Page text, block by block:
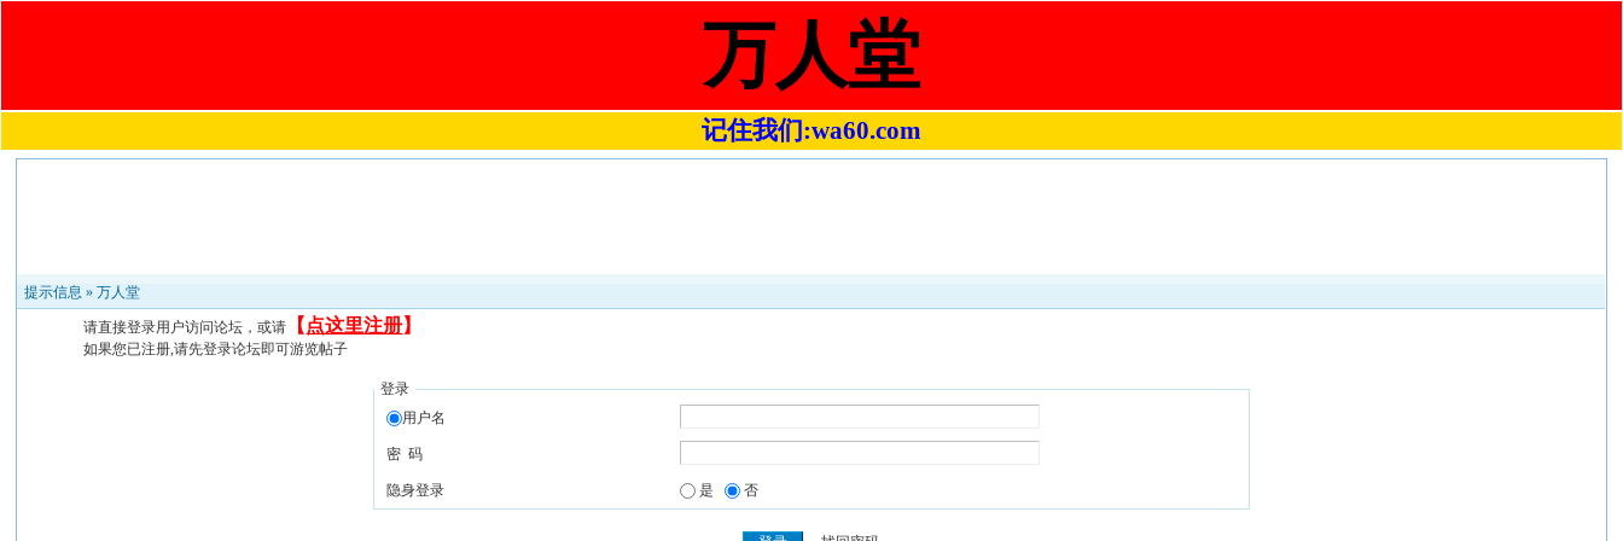
万人堂
记住我们:wa60.com
提示信息 »万人堂
请直接登录用户访问论坛，或请 【 点这里注册】
如果您已注册,请先登录论坛即可游览帖子
登录
用户名
密 码
隐身登录 是 否